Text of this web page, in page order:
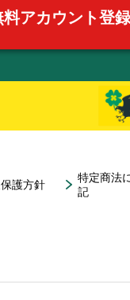
料アカウント登録
護方針
特定商法
記